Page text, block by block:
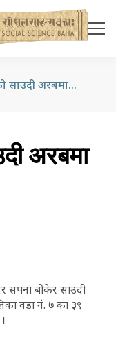
मोरङका युवकको साउदी अरबमा मृत्यु
अरबमा
सपना बोकेर साउदी
वडा नं. ७ का ३९